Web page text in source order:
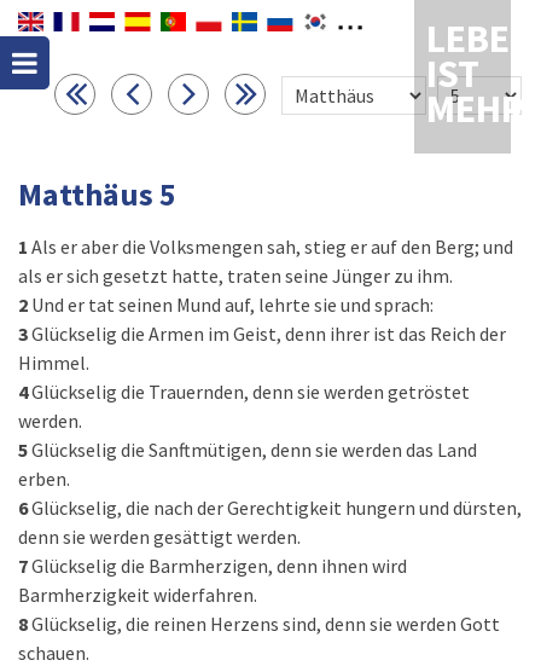
LEBEN
IST
MEHR
Matthäus 5
1 Als er aber die Volksmengen sah, stieg er auf den Berg; und
als er sich gesetzt hatte, traten seine Jünger zu ihm.
2 Und er tat seinen Mund auf, lehrte sie und sprach:
3Glückselig die Armen im Geist, denn ihrer ist das Reich der
Himmel.
4Glückselig die Trauernden, denn sie werden getröstet
werden.
5Glückselig die Sanftmütigen, denn sie werden das Land
erben.
6Glückselig, die nach der Gerechtigkeit hungern und dürsten,
denn sie werden gesättigt werden.
7Glückselig die Barmherzigen, denn ihnen wird
Barmherzigkeit widerfahren.
8Glückselig, die reinen Herzens sind, denn sie werden Gott
schauen.